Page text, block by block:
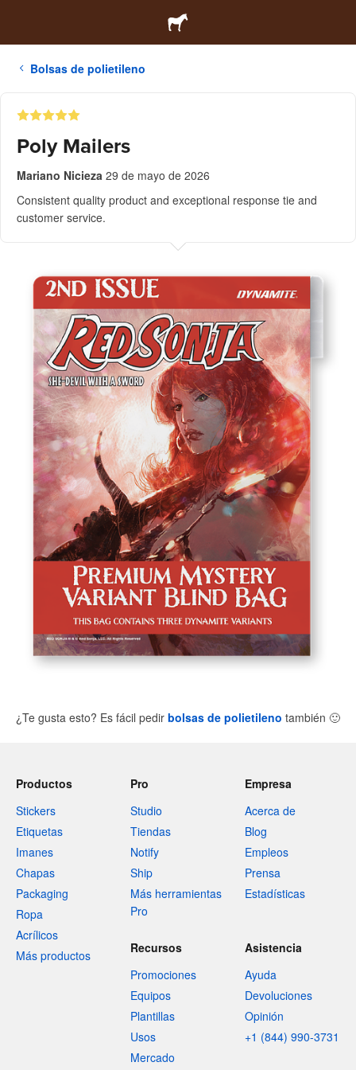
Bolsas de polietileno
Poly Mailers
Mariano Nicieza 29 de mayo de 2026
Consistent quality product and exceptional response tie and
customer service.
¿Te gusta esto? Es fácil pedir bolsas de polietileno también 🙂
Productos
Stickers
Etiquetas
Imanes
Chapas
Packaging
Ropa
Acrílicos
Más productos
Pro
Studio
Tiendas
Notify
Ship
Más herramientas
Pro
Empresa
Acerca de
Blog
Empleos
Prensa
Estadísticas
Recursos
Promociones
Equipos
Plantillas
Usos
Mercado
Asistencia
Ayuda
Devoluciones
Opinión
+1 (844) 990-3731